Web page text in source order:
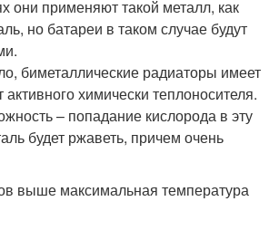
они применяют такой металл, как
но батареи в таком случае будут
биметаллические радиаторы имеет
химически теплоносителя.
– попадание кислорода в эту
будет ржаветь, причем очень
выше максимальная температура